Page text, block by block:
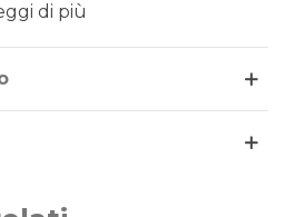
è realizzato in Mylar-
standard qualitativi, può
di più